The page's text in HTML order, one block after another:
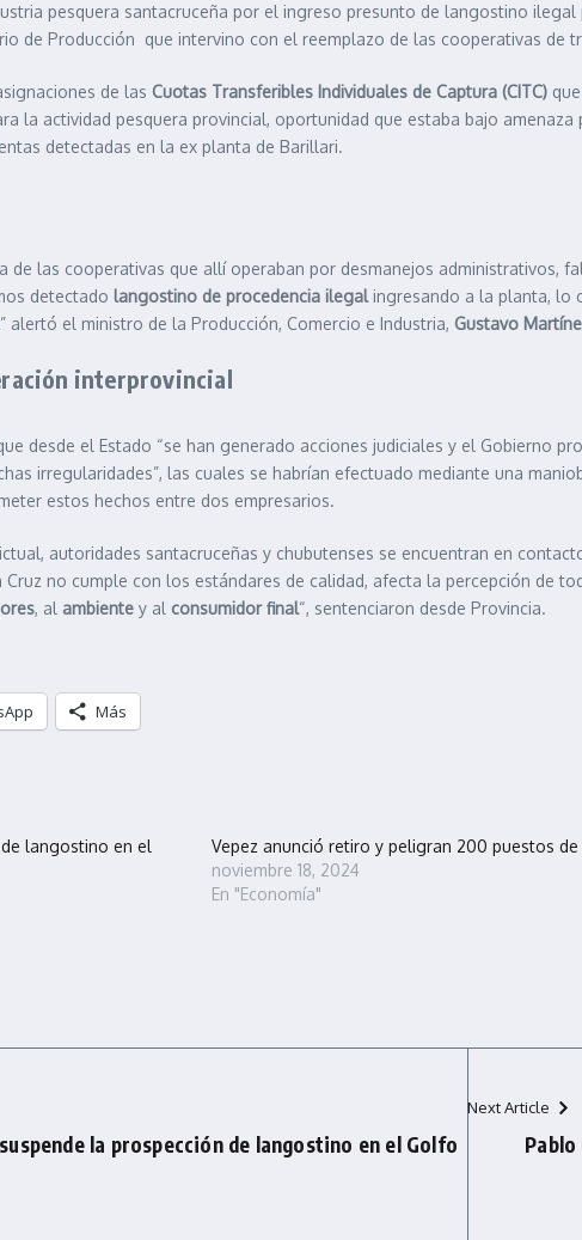
pesquera santacruceña por el ingreso presunto de langostino
de Producción que intervino con el reemplazo de las cooperativas de
de las Cuotas Transferibles Individuales de Captura (CITC)
la actividad pesquera provincial, oportunidad que estaba bajo amenaza
detectadas en la ex planta de Barillari.
de las cooperativas que allí operaban por desmanejos administrativos,
detectado langostino de procedencia ilegalingresando a la planta, lo
” alertó el ministro de la Producción, Comercio e Industria, Gustavo
interprovincial
desde el Estado “se han generado acciones judiciales y el Gobierno
irregularidades”, las cuales se habrían efectuado mediante una
estos hechos entre dos empresarios.
autoridades santacruceñas y chubutenses se encuentran en
no cumple con los estándares de calidad, afecta la percepción de
, al ambiente y al consumidor final“, sentenciaron desde Provincia.
Más
langostino en el
Vepez anunció retiro y peligran 200 puestos
noviembre 18, 2024
En "Economía"
la prospección de langostino en el Golfo
Next Article